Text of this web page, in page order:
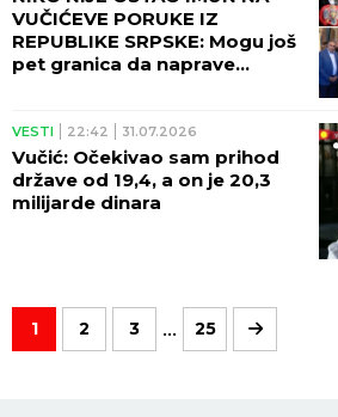
VUČIĆEVE PORUKE IZ
REPUBLIKE SRPSKE: Mogu još
pet granica da naprave...
VESTI 22:42 31.07.2026
Vučić: Očekivao sam prihod
države od 19,4, a on je 20,3
milijarde dinara
1 2 3 ... 25